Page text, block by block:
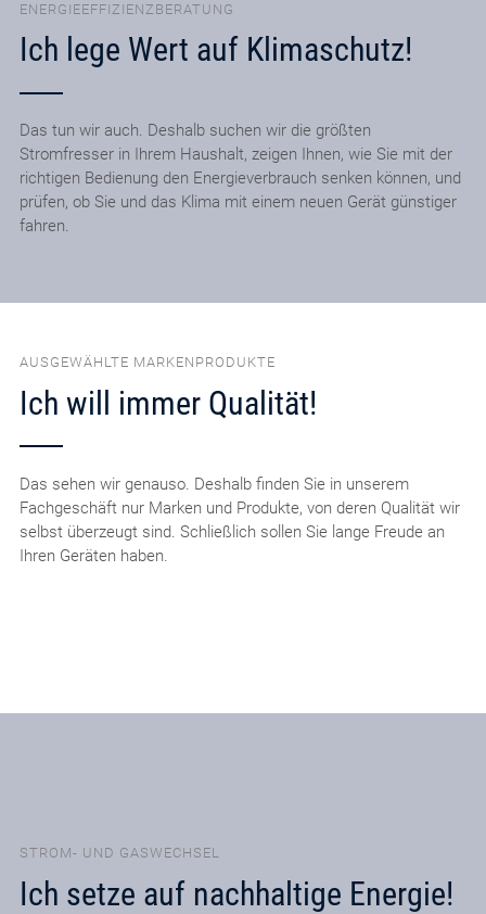
ENERGIEEFFIZIENZBERATUNG
Ich lege Wert auf Klimaschutz!
Das tun wir auch. Deshalb suchen wir die größten
Stromfresser in Ihrem Haushalt, zeigen Ihnen, wie Sie mit der
richtigen Bedienung den Energieverbrauch senken können, und
prüfen, ob Sie und das Klima mit einem neuen Gerät günstiger
fahren.
AUSGEWÄHLTE MARKENPRODUKTE
Ich will immer Qualität!
Das sehen wir genauso. Deshalb finden Sie in unserem
Fachgeschäft nur Marken und Produkte, von deren Qualität wir
selbst überzeugt sind. Schließlich sollen Sie lange Freude an
Ihren Geräten haben.
STROM- UND GASWECHSEL
Ich setze auf nachhaltige Energie!